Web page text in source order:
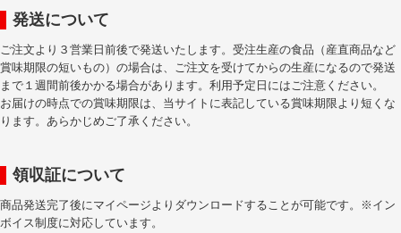
発送について
ご注文より３営業日前後で発送いたします。受注生産の食品（産直商品など
賞味期限の短いもの）の場合は、ご注文を受けてからの生産になるので発送
まで１週間前後かかる場合があります。利用予定日にはご注意ください。
お届けの時点での賞味期限は、当サイトに表記している賞味期限より短くな
ります。あらかじめご了承ください。
領収証について
商品発送完了後にマイページよりダウンロードすることが可能です。※イン
ボイス制度に対応しています。